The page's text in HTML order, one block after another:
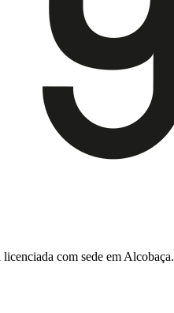
com sede em Alcobaça.